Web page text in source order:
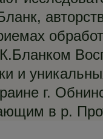
и
г.
в р.